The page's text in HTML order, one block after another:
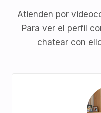
Atienden por
Para ver el perfil
chatear con